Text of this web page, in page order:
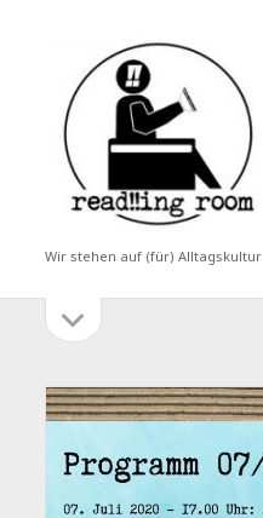
read!!ing
room
Wir stehen auf (für) Alltagskultur
Seitenleiste
öffnen